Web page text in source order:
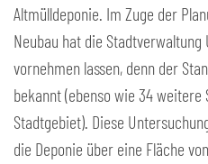
Altmülldeponie. Im Zuge der
Neubau hat die
vornehmen lassen, denn der
bekannt (ebenso wie 34
Stadtgebiet). Diese
die Deponie über eine Fläche